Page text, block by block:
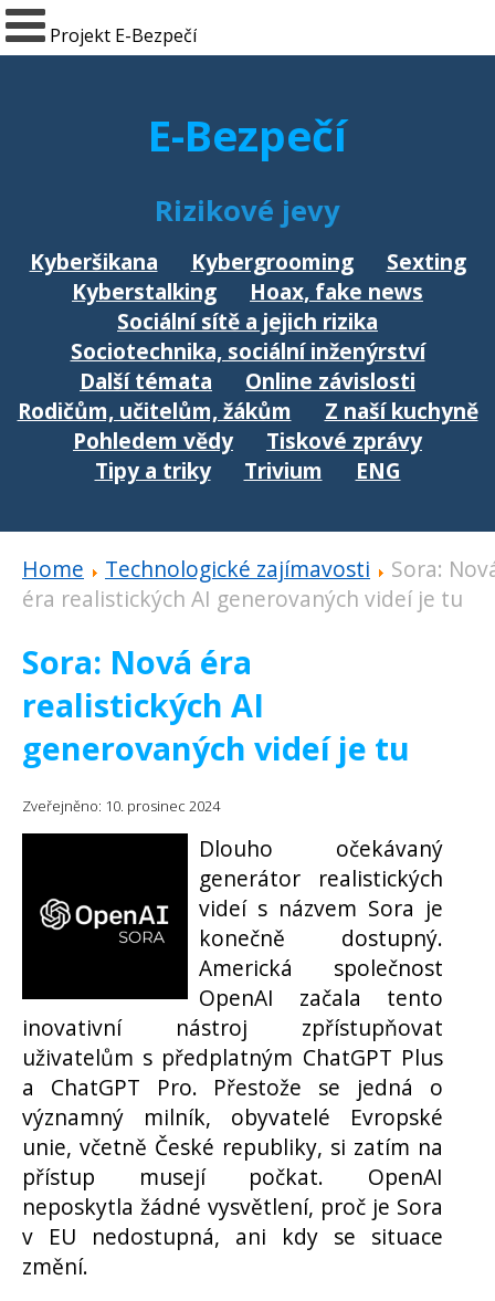
Projekt E-Bezpečí
E-Bezpečí
Rizikové jevy
Kyberšikana Kybergrooming
Sexting
Kyberstalking
Hoax, fake news
Sociální sítě a jejich rizika
Sociotechnika, sociální inženýrství
Další témata
Online závislosti
Rodičům, učitelům, žákům
Z naší kuchyně
Pohledem vědy
Tiskové zprávy
Tipy a triky
Trivium ENG
Home Technologické zajímavosti
Sora:
éra realistických AI generovaných videí je tu
Sora: Nová éra
realistických AI
generovaných videí je tu
Zveřejněno: 10. prosinec 2024
Dlouho očekávaný
generátor realistických
videí s názvem Sora je
konečně dostupný.
Americká společnost
OpenAI začala tento
inovativní nástroj zpřístupňovat
uživatelům s předplatným ChatGPT Plus
a ChatGPT Pro. Přestože se jedná o
významný milník, obyvatelé Evropské
unie, včetně České republiky, si zatím na
přístup musejí počkat. OpenAI
neposkytla žádné vysvětlení, proč je Sora
v EU nedostupná, ani kdy se situace
změní.